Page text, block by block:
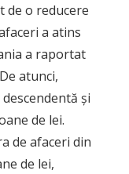
de o reducere
a atins
a raportat
atunci,
și
de lei.
de afaceri din
de lei,